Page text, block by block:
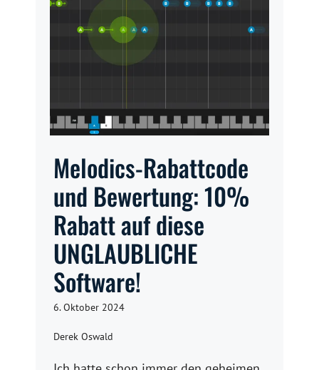
Melodics-Rabattcode
und Bewertung: 10%
Rabatt auf diese
UNGLAUBLICHE
Software!
6. Oktober 2024
Derek Oswald